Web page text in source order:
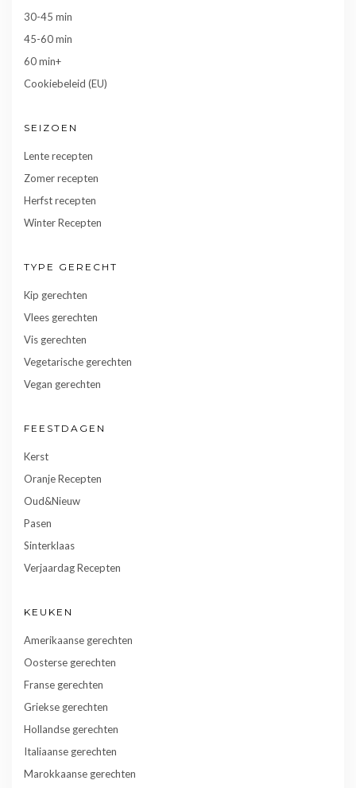
30-45 min
45-60 min
60 min+
Cookiebeleid (EU)
SEIZOEN
Lente recepten
Zomer recepten
Herfst recepten
Winter Recepten
TYPE GERECHT
Kip gerechten
Vlees gerechten
Vis gerechten
Vegetarische gerechten
Vegan gerechten
FEESTDAGEN
Kerst
Oranje Recepten
Oud&Nieuw
Pasen
Sinterklaas
Verjaardag Recepten
KEUKEN
Amerikaanse gerechten
Oosterse gerechten
Franse gerechten
Griekse gerechten
Hollandse gerechten
Italiaanse gerechten
Marokkaanse gerechten